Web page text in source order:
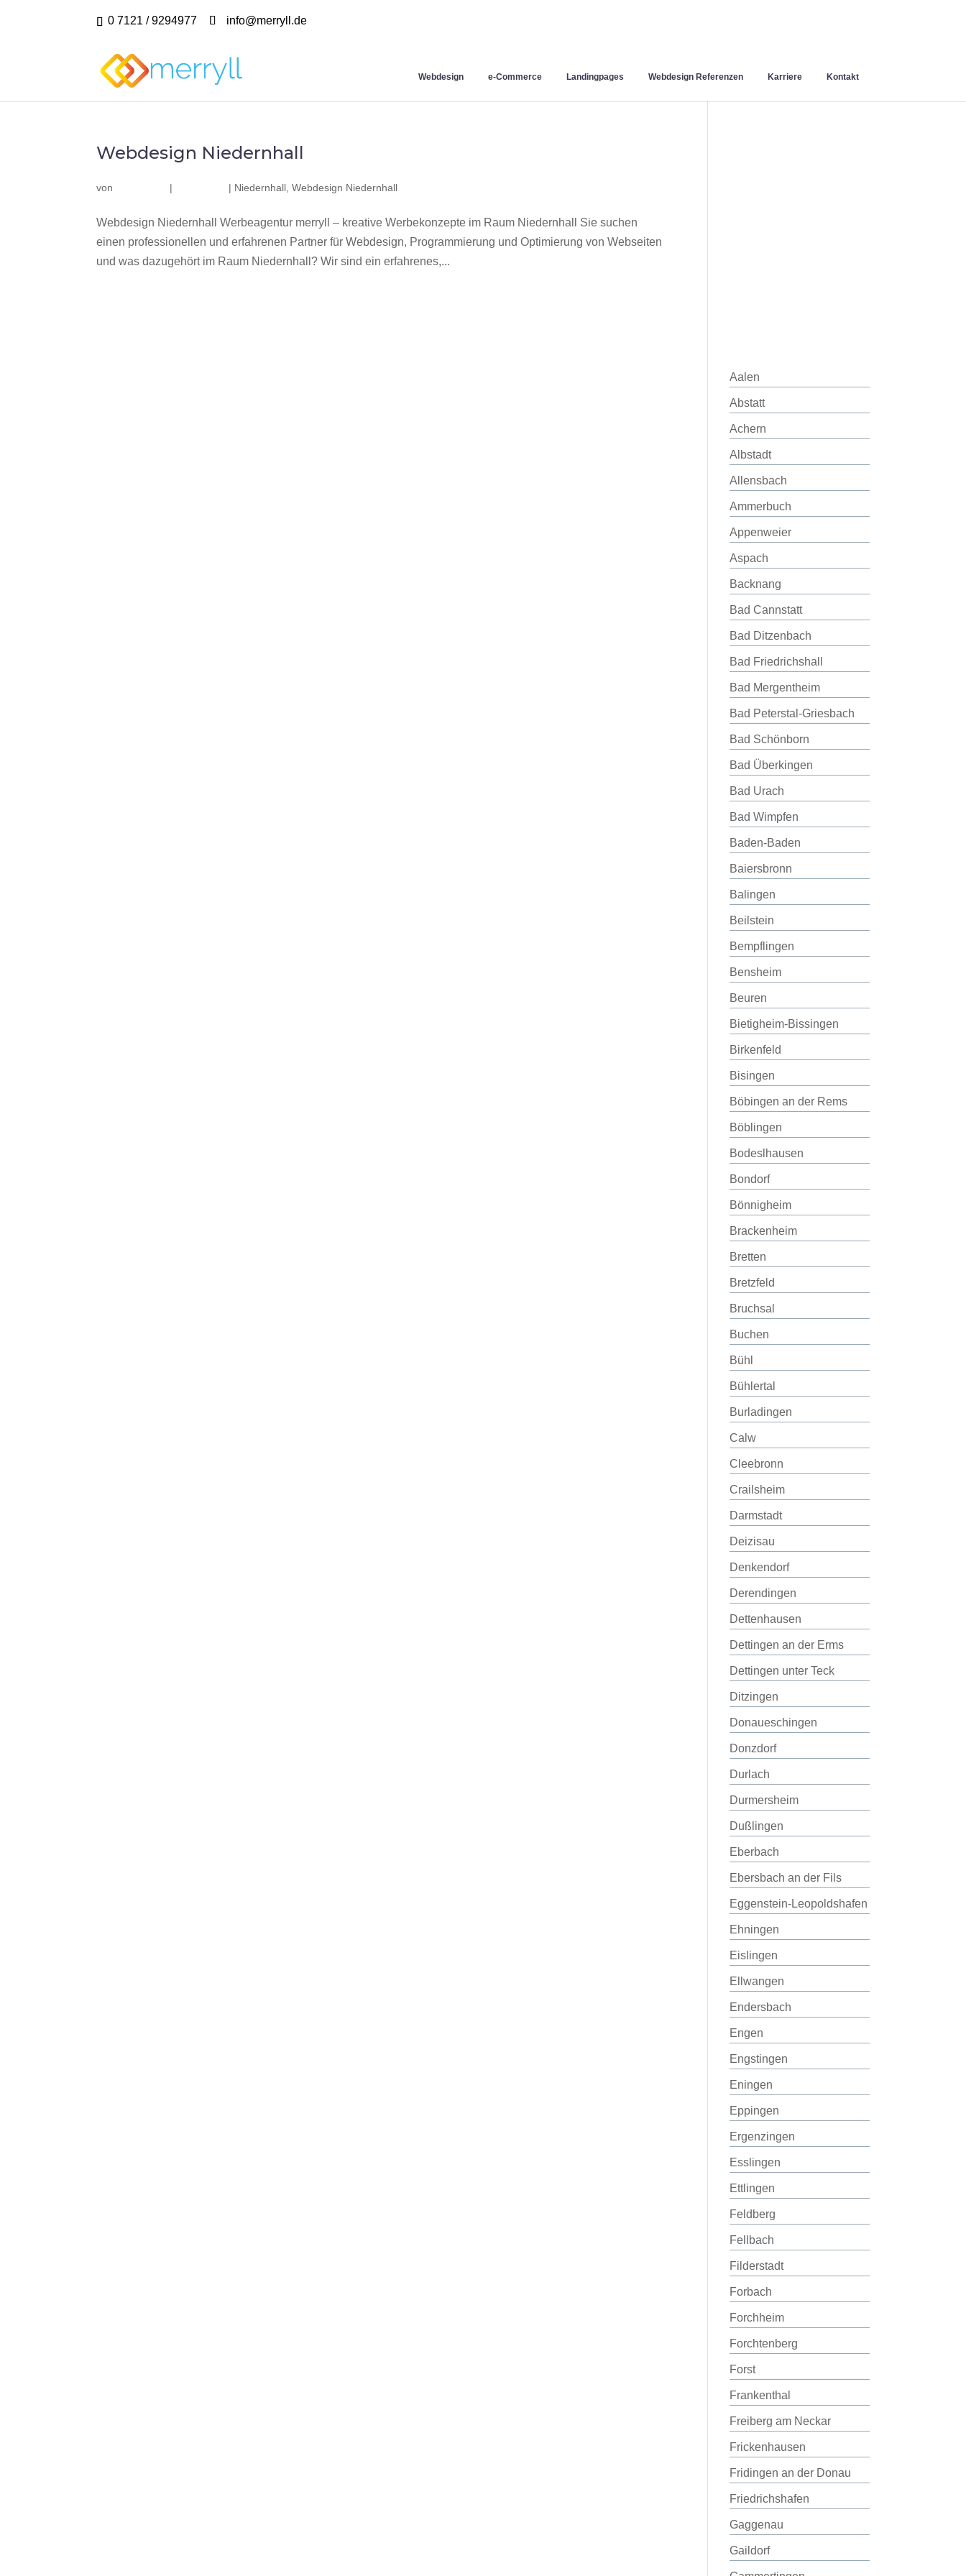
0 7121 / 9294977 info@merryll.de
Webdesign e-Commerce Landingpages Webdesign Referenzen Karriere Kontakt
Webdesign Niedernhall
von | | Niedernhall ,Webdesign Niedernhall
Webdesign Niedernhall Werbeagentur merryll – kreative Werbekonzepte im Raum Niedernhall Sie suchen
einen professionellen und erfahrenen Partner für Webdesign, Programmierung und Optimierung von Webseiten
und was dazugehört im Raum Niedernhall? Wir sind ein erfahrenes,...
Aalen
Abstatt
Achern
Albstadt
Allensbach
Ammerbuch
Appenweier
Aspach
Backnang
Bad Cannstatt
Bad Ditzenbach
Bad Friedrichshall
Bad Mergentheim
Bad Peterstal-Griesbach
Bad Schönborn
Bad Überkingen
Bad Urach
Bad Wimpfen
Baden-Baden
Baiersbronn
Balingen
Beilstein
Bempflingen
Bensheim
Beuren
Bietigheim-Bissingen
Birkenfeld
Bisingen
Böbingen an der Rems
Böblingen
Bodeslhausen
Bondorf
Bönnigheim
Brackenheim
Bretten
Bretzfeld
Bruchsal
Buchen
Bühl
Bühlertal
Burladingen
Calw
Cleebronn
Crailsheim
Darmstadt
Deizisau
Denkendorf
Derendingen
Dettenhausen
Dettingen an der Erms
Dettingen unter Teck
Ditzingen
Donaueschingen
Donzdorf
Durlach
Durmersheim
Dußlingen
Eberbach
Ebersbach an der Fils
Eggenstein-Leopoldshafen
Ehningen
Eislingen
Ellwangen
Endersbach
Engen
Engstingen
Eningen
Eppingen
Ergenzingen
Esslingen
Ettlingen
Feldberg
Fellbach
Filderstadt
Forbach
Forchheim
Forchtenberg
Forst
Frankenthal
Freiberg am Neckar
Frickenhausen
Fridingen an der Donau
Friedrichshafen
Gaggenau
Gaildorf